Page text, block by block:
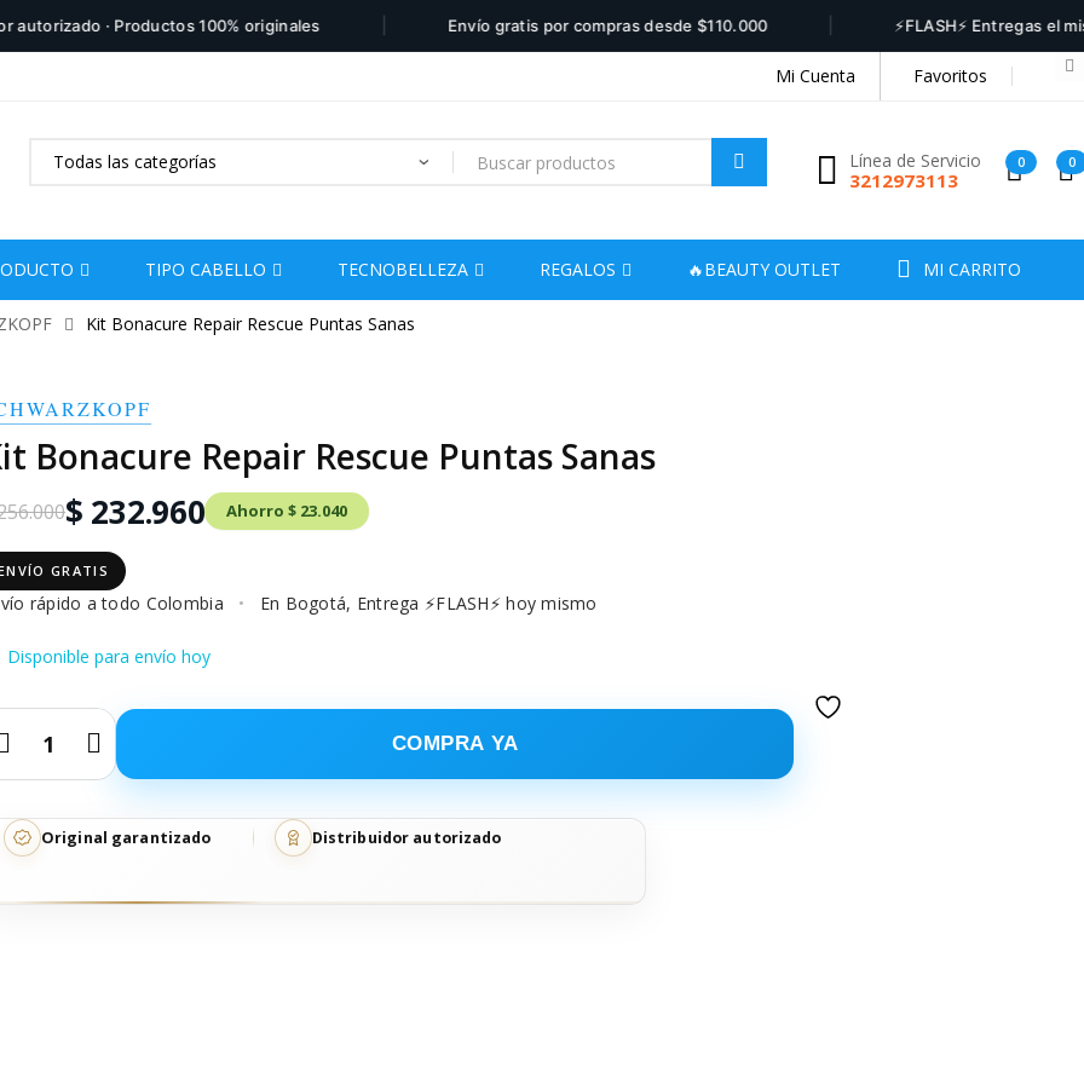
· Productos 100% originales Envío gratis por compras desde $110.000 ⚡FLASH⚡ Entregas el
Mi Cuenta Favoritos
Products
Línea de Servicio
3212973113
0 0
TIPO CABELLO TECNOBELLEZA REGALOS 🔥BEAUTY OUTLET MI CARRITO
Kit Bonacure Repair Rescue Puntas Sanas
Bonacure Repair Rescue Puntas Sanas
$ 232.960 Ahorro $ 23.040
GRATIS
rápido a todo Colombia • En Bogotá, Entrega ⚡FLASH⚡ hoy mismo
Disponible para envío hoy
Kit Bonacure Repair Rescue Puntas Sanas cantidad
COMPRA YA
Original garantizado Distribuidor autorizado